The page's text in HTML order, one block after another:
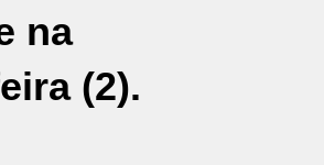
na
(2).